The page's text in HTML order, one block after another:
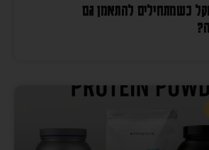
כשמתחילים להתאמן גם